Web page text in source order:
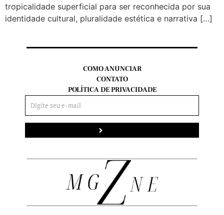
tropicalidade superficial para ser reconhecida por sua
identidade cultural, pluralidade estética e narrativa […]
COMO ANUNCIAR
CONTATO
POLÍTICA DE PRIVACIDADE